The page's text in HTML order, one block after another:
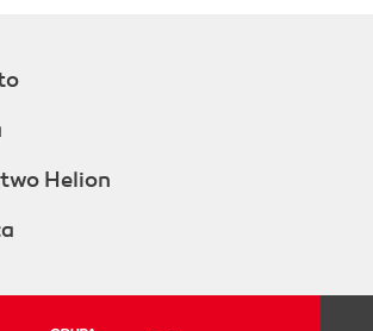
projektu za pomocą warstw (43)
dialogowe Wybór warstwy i rysunku
warstwy (44)
Helion